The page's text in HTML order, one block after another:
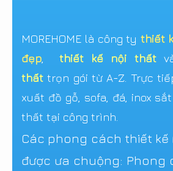
MOREHOME là công ty thiết
đẹp
thiết kế nội thất
thất trọn gói từ A-Z. Trực
xuất đồ gỗ, sofa, đá, inox
thất tại công trình.
Các phong cách thiết kế
được ưa chuộng: Phong